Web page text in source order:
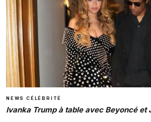
NEWS CÉLÉBRITÉ
Ivanka Trump à table avec Beyoncé et